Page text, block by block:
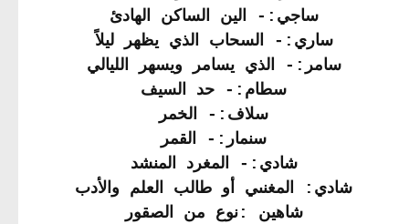
ساجي:- الين الساكن الهادئ
ساري:- السحاب الذي يظهر ليلاً
سامر:- الذي يسامر ويسهر الليالي
سطام:- حد السيف
سلاف:- الخمر
سنمار:- القمر
شادي:- المغرد المنشد
شادي: المغنىي أو طالب العلم والأدب
شاهين :نوع من الصقور